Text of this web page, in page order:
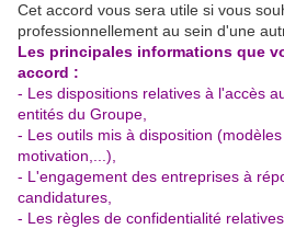
Cet accord vous sera utile si vous
professionnellement au sein d'une
Les principales informations que
accord :
- Les dispositions relatives à l'accès
entités du Groupe,
- Les outils mis à disposition
motivation,...),
- L'engagement des entreprises à
candidatures,
- Les règles de confidentialité